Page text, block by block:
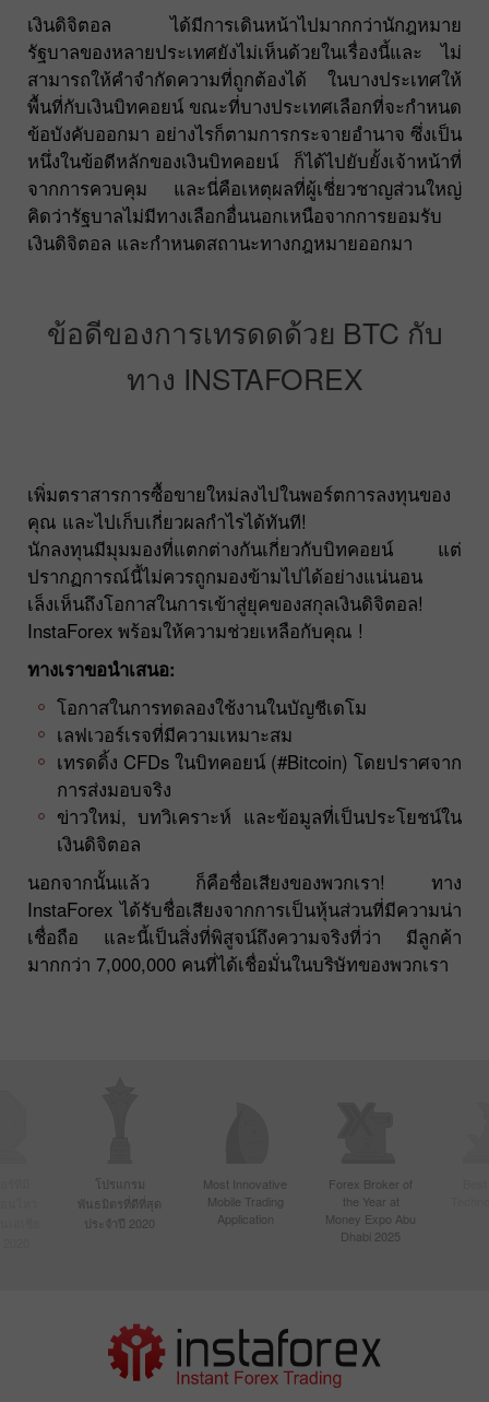
เงินดิจิตอล ได้มีการเดินหน้าไปมากกว่านักฎหมาย
รัฐบาลของหลายประเทศยังไม่เห็นด้วยในเรื่องนี้และ ไม่
สามารถให้คำจำกัดความที่ถูกต้องได้ ในบางประเทศให้
พื้นที่กับเงินบิทคอยน์ ขณะที่บางประเทศเลือกที่จะกำหนด
ข้อบังคับออกมา อย่างไรก็ตามการกระจายอำนาจ ซึ่งเป็น
หนึ่งในข้อดีหลักของเงินบิทคอยน์ ก็ได้ไปยับยั้งเจ้าหน้าที่
จากการควบคุม และนี่คือเหตุผลที่ผู้เชี่ยวชาญส่วนใหญ่
คิดว่ารัฐบาลไม่มีทางเลือกอื่นนอกเหนือจากการยอมรับ
เงินดิจิตอล และกำหนดสถานะทางกฎหมายออกมา
ข้อดีของการเทรดดด้วย BTC กับ
ทาง INSTAFOREX
เพิ่มตราสารการซื้อขายใหม่ลงไปในพอร์ตการลงทุนของ
คุณ และไปเก็บเกี่ยวผลกำไรได้ทันที!
นักลงทุนมีมุมมองที่แตกต่างกันเกี่ยวกับบิทคอยน์ แต่
ปรากฏการณ์นี้ไม่ควรถูกมองข้ามไปได้อย่างแน่นอน
เล็งเห็นถึงโอกาสในการเข้าสู่ยุคของสกุลเงินดิจิตอล!
InstaForex พร้อมให้ความช่วยเหลือกับคุณ !
ทางเราขอนำเสนอ:
โอกาสในการทดลองใช้งานในบัญชีเดโม
เลฟเวอร์เรจที่มีความเหมาะสม
เทรดดิ้ง CFDs ในบิทคอยน์ (#Bitcoin) โดยปราศจาก
การส่งมอบจริง
ข่าวใหม่, บทวิเคราะห์ และข้อมูลที่เป็นประโยชน์ใน
เงินดิจิตอล
นอกจากนั้นแล้ว ก็คือชื่อเสียงของพวกเรา! ทาง
InstaForex ได้รับชื่อเสียงจากการเป็นหุ้นส่วนที่มีความน่า
เชื่อถือ และนี้เป็นสิ่งที่พิสูจน์ถึงความจริงที่ว่า มีลูกค้า
มากกว่า 7,000,000 คนที่ได้เชื่อมั่นในบริษัทของพวกเรา
โปรแกรม
พันธมิตรที่ดีที่สุด
ประจำปี 2020
Most Innovative
Mobile Trading
Application
Forex Broker of
the Year at
Money Expo Abu
Dhabi 2025